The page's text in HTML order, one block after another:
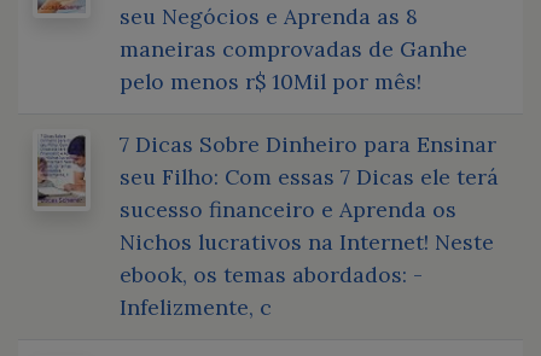
seu Negócios e Aprenda as 8
maneiras comprovadas de Ganhe
pelo menos r$ 10Mil por mês!
7 Dicas Sobre Dinheiro para Ensinar
seu Filho: Com essas 7 Dicas ele terá
sucesso financeiro e Aprenda os
Nichos lucrativos na Internet! Neste
ebook, os temas abordados: -
Infelizmente, c